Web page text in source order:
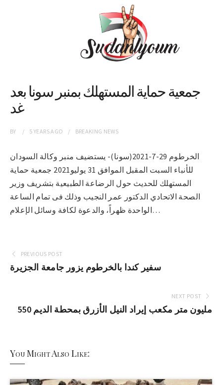
جمعية حماية المستهلك بمنبر سونا بعد
غد
BY 5 YEARSAGO BREAKING NEWS
الخرطوم 29-7-2021(سونا)- يستضيف منبر وكالة السودان
للأنباء السبت المقبل الموافق 31 يوليو2021 جمعية حماية
المستهلك للحديث حول الرضاعة الطبيعية بتشريف وزير
الصحة الاتحادي الدكتور عمر النجيب وذلك فى تمام الساعة
الواحدة ظهراً، والدعوة لكافة وسائل الإعلام…
PREVIOUS POST
سفير كندا بالخرطوم يزور جامعة الجزيرة
NEXT POST
550 مليون متر مكعب إيراد النيل الأزرق بمحطة الديم
You Might Also Like: